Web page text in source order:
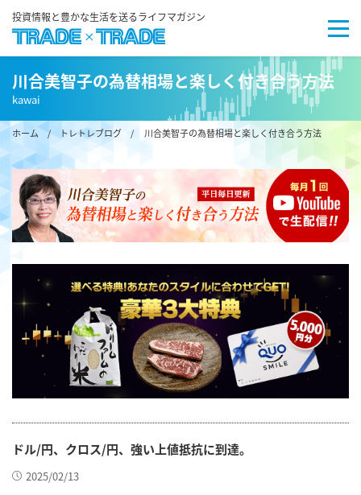
投資情報と豊かな生活を送るライフマガジン
川合美智子の為替相場と楽しく付き合う方法
kawai
ホーム/ トレトレブログ / 川合美智子の為替相場と楽しく付き合う方法
ドル/円、クロス/円、強い上値抵抗に到達。
2025/02/13